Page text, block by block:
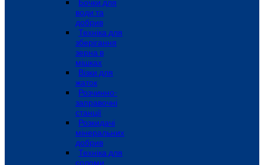
Бочки для
води та
добрив
Техніка для
зберігання
зерна в
мішках
Візки для
жаток
Розчинно-
заправочні
станції
Розкидачі
мінеральних
добрив
Техніка для
соломи